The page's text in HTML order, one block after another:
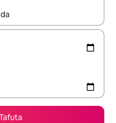
vinjari kwa kutumia vitufe vya